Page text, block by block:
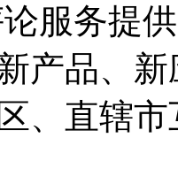
服务提
产品、
、直辖